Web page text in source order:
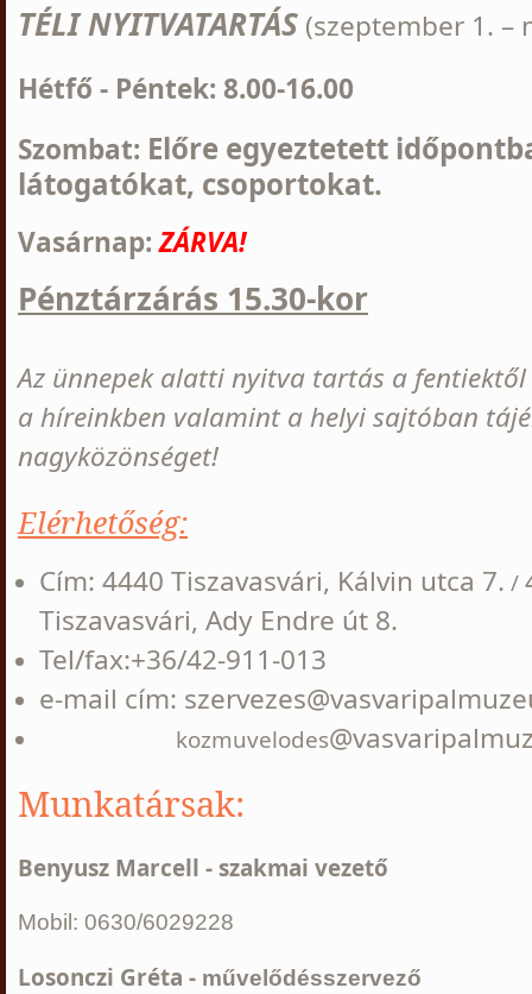
TÉLI NYITVATARTÁS (szeptember 1. –
Hétfő - Péntek: 8.00-16.00
Szombat: Előre egyeztetett
látogatókat, csoportokat.
Vasárnap:ZÁRVA!
Pénztárzárás 15.30-kor
Az ünnepek alatti nyitva tartás a
a híreinkben valamint a helyi sajtóban
nagyközönséget!
Elérhetőség:
Cím: 4440 Tiszavasvári, Kálvin utca 7. /
Tiszavasvári, Ady Endre út 8.
Tel/fax:+36/42-911-013
e-mail cím:
kozmuvelodes
Munkatársak:
Benyusz Marcell - szakmai vezető
Mobil: 0630/6029228
Losonczi Gréta - művelődésszervező